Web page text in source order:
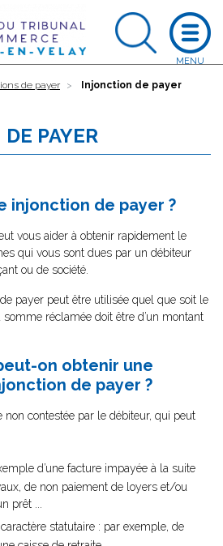
de payer Injonction de payer
PAYER
injonction de payer ?
vous aider à obtenir rapidement le
qui vous sont dues par un débiteur
ou de société.
de payer peut être utilisée quel que soit le
réclamée doit être d’un montant
on obtenir une
de payer ?
non contestée par le débiteur, qui peut
d’une facture impayée à la suite
de non paiement de loyers et/ou
prêt ...
statutaire : par exemple, de